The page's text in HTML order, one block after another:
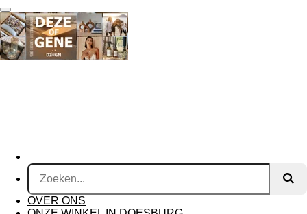
Ga
direct
naar
de
hoofdinhoud
OVER ONS